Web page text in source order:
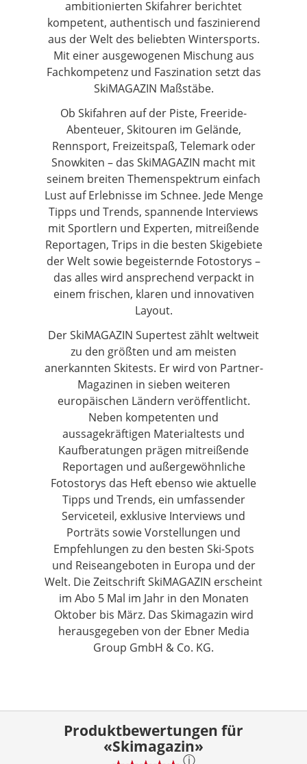
ambitionierten Skifahrer berichtet
kompetent, authentisch und faszinierend
aus der Welt des beliebten Wintersports.
Mit einer ausgewogenen Mischung aus
Fachkompetenz und Faszination setzt das
SkiMAGAZIN Maßstäbe.
Ob Skifahren auf der Piste, Freeride-
Abenteuer, Skitouren im Gelände,
Rennsport, Freizeitspaß, Telemark oder
Snowkiten – das SkiMAGAZIN macht mit
seinem breiten Themenspektrum einfach
Lust auf Erlebnisse im Schnee. Jede Menge
Tipps und Trends, spannende Interviews
mit Sportlern und Experten, mitreißende
Reportagen, Trips in die besten Skigebiete
der Welt sowie begeisternde Fotostorys –
das alles wird ansprechend verpackt in
einem frischen, klaren und innovativen
Layout.
Der SkiMAGAZIN Supertest zählt weltweit
zu den größten und am meisten
anerkannten Skitests. Er wird von Partner-
Magazinen in sieben weiteren
europäischen Ländern veröffentlicht.
Neben kompetenten und
aussagekräftigen Materialtests und
Kaufberatungen prägen mitreißende
Reportagen und außergewöhnliche
Fotostorys das Heft ebenso wie aktuelle
Tipps und Trends, ein umfassender
Serviceteil, exklusive Interviews und
Porträts sowie Vorstellungen und
Empfehlungen zu den besten Ski-Spots
und Reiseangeboten in Europa und der
Welt. Die Zeitschrift SkiMAGAZIN erscheint
im Abo 5 Mal im Jahr in den Monaten
Oktober bis März. Das Skimagazin wird
herausgegeben von der Ebner Media
Group GmbH & Co. KG.
Produktbewertungen für
«Skimagazin»
ⓘ